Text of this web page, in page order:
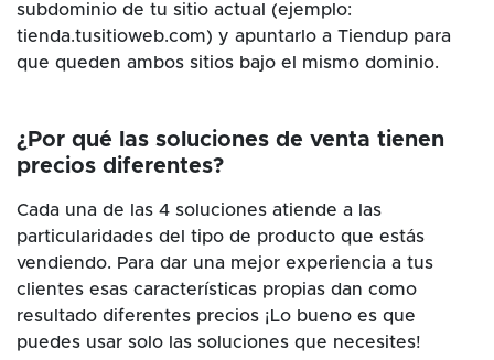
subdominio de tu sitio actual (ejemplo:
tienda.tusitioweb.com) y apuntarlo a Tiendup para
que queden ambos sitios bajo el mismo dominio.
¿Por qué las soluciones de venta tienen
precios diferentes?
Cada una de las 4 soluciones atiende a las
particularidades del tipo de producto que estás
vendiendo. Para dar una mejor experiencia a tus
clientes esas características propias dan como
resultado diferentes precios ¡Lo bueno es que
puedes usar solo las soluciones que necesites!